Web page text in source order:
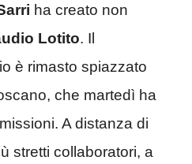
ha creato non
Lotito. Il
è rimasto spiazzato
che martedì ha
A distanza di
stretti collaboratori, a